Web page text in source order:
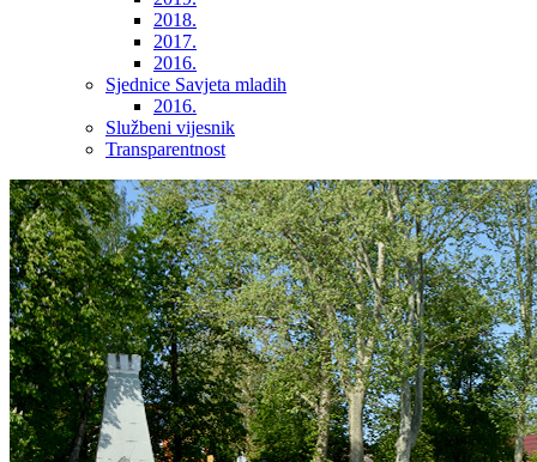
2018.
2017.
2016.
Sjednice Savjeta mladih
2016.
Službeni vijesnik
Transparentnost